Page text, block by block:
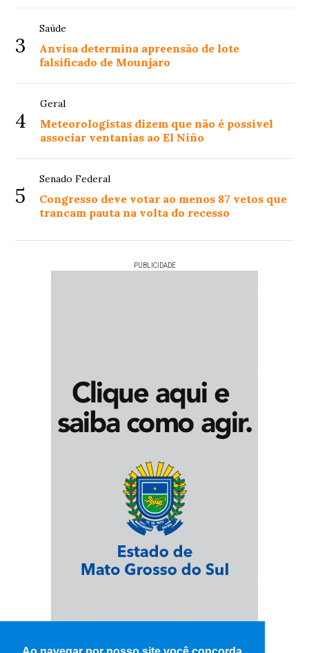
3
Saúde
Anvisa determina apreensão de lote
falsificado de Mounjaro
4
Geral
Meteorologistas dizem que não é possível
associar ventanias ao El Niño
5
Senado Federal
Congresso deve votar ao menos 87 vetos que
trancam pauta na volta do recesso
PUBLICIDADE